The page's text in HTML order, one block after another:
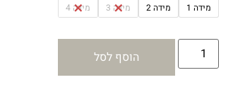
מידה 1 מידה 2 מידה 3 מידה 4
הוסף לסל